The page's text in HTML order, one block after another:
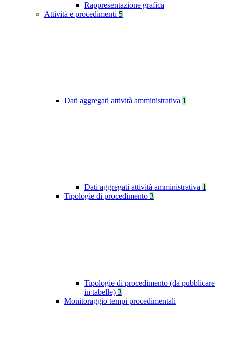
Rappresentazione grafica
Attività e procedimenti 5
Dati aggregati attività amministrativa 1
Dati aggregati attività amministrativa 1
Tipologie di procedimento 3
Tipologie di procedimento (da pubblicare
in tabelle) 3
Monitoraggio tempi procedimentali